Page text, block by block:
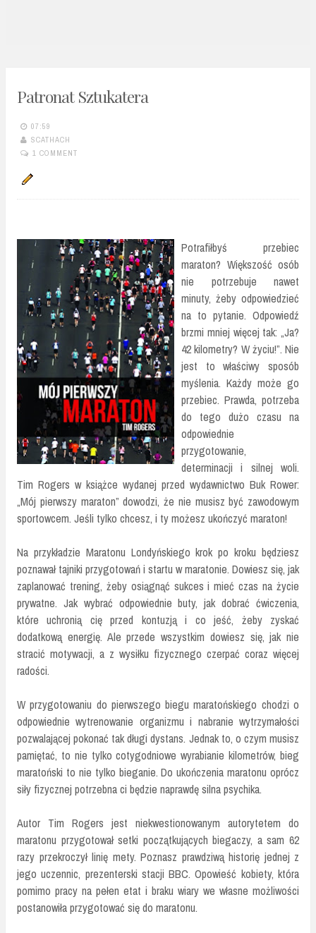
Patronat Sztukatera
07:59
SCATHACH
1 COMMENT
Potrafiłbyś przebiec
maraton? Większość osób
nie potrzebuje nawet
minuty, żeby odpowiedzieć
na to pytanie. Odpowiedź
brzmi mniej więcej tak: „Ja?
42 kilometry? W życiu!”. Nie
jest to właściwy sposób
myślenia. Każdy może go
przebiec. Prawda, potrzeba
do tego dużo czasu na
odpowiednie
przygotowanie,
determinacji i silnej woli.
Tim Rogers w książce wydanej przed wydawnictwo Buk Rower:
„Mój pierwszy maraton” dowodzi, że nie musisz być zawodowym
sportowcem. Jeśli tylko chcesz, i ty możesz ukończyć maraton!
Na przykładzie Maratonu Londyńskiego krok po kroku będziesz
poznawał tajniki przygotowań i startu w maratonie. Dowiesz się, jak
zaplanować trening, żeby osiągnąć sukces i mieć czas na życie
prywatne. Jak wybrać odpowiednie buty, jak dobrać ćwiczenia,
które uchronią cię przed kontuzją i co jeść, żeby zyskać
dodatkową energię. Ale przede wszystkim dowiesz się, jak nie
stracić motywacji, a z wysiłku fizycznego czerpać coraz więcej
radości.
W przygotowaniu do pierwszego biegu maratońskiego chodzi o
odpowiednie wytrenowanie organizmu i nabranie wytrzymałości
pozwalającej pokonać tak długi dystans. Jednak to, o czym musisz
pamiętać, to nie tylko cotygodniowe wyrabianie kilometrów, bieg
maratoński to nie tylko bieganie. Do ukończenia maratonu oprócz
siły fizycznej potrzebna ci będzie naprawdę silna psychika.
Autor Tim Rogers jest niekwestionowanym autorytetem do
maratonu przygotował setki początkujących biegaczy, a sam 62
razy przekroczył linię mety. Poznasz prawdziwą historię jednej z
jego uczennic, prezenterski stacji BBC. Opowieść kobiety, która
pomimo pracy na pełen etat i braku wiary we własne możliwości
postanowiła przygotować się do maratonu.